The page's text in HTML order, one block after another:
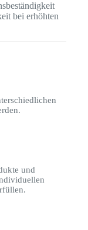
bei erhöhten
und